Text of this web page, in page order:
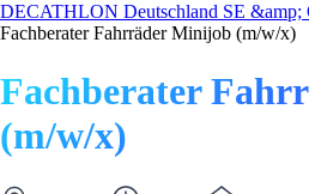
DECATHLON Deutschland SE &amp;
Fachberater Fahrräder Minijob (m/w/x)
Fachberater
(m/w/x)